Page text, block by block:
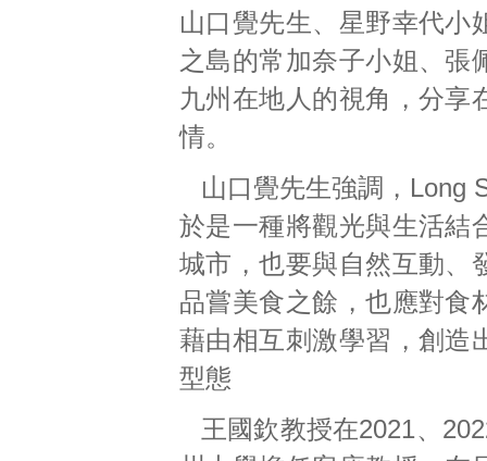
山口覺先生、星野幸代小
之島的常加奈子小姐、張
九州在地人的視角，分享
情。
山口覺先生強調，Long
於是一種將觀光與生活結
城市，也要與自然互動、
品嘗美食之餘，也應對食
藉由相互刺激學習，創造
型態
王國欽教授在2021、